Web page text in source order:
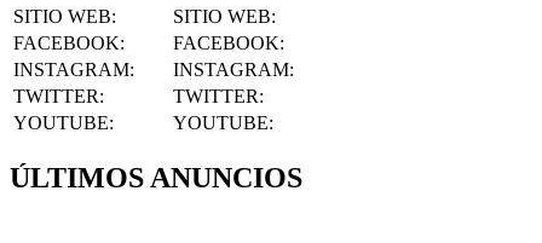
FACEBOOK
FACEBOOK:
INSTAGRAM
INSTAGRAM:
TWITTER :
TWITTER:
YOUTUBE
YOUTUBE: